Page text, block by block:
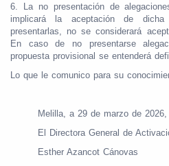
6. La no presentación de
implicará la aceptación de
presentarlas, no se considerará
En caso de no presentarse
propuesta provisional se entenderá
Lo que le comunico para su
Melilla, a 29 de marzo de 2026,
El Directora General de
Esther Azancot Cánovas